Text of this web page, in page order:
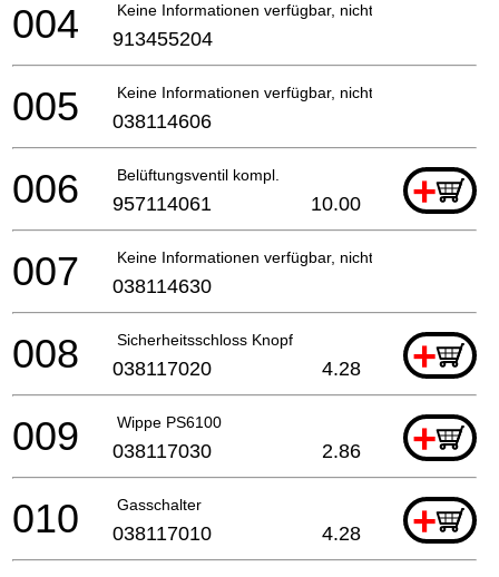
Keine Informationen verfügbar, nicht bestellbar
004 913455204
Keine Informationen verfügbar, nicht bestellbar
005 038114606
Belüftungsventil kompl. +
006 957114061 10.00
Keine Informationen verfügbar, nicht bestellbar
007 038114630
Sicherheitsschloss Knopf +
008 038117020 4.28
Wippe PS6100 +
009 038117030 2.86
Gasschalter +
010 038117010 4.28